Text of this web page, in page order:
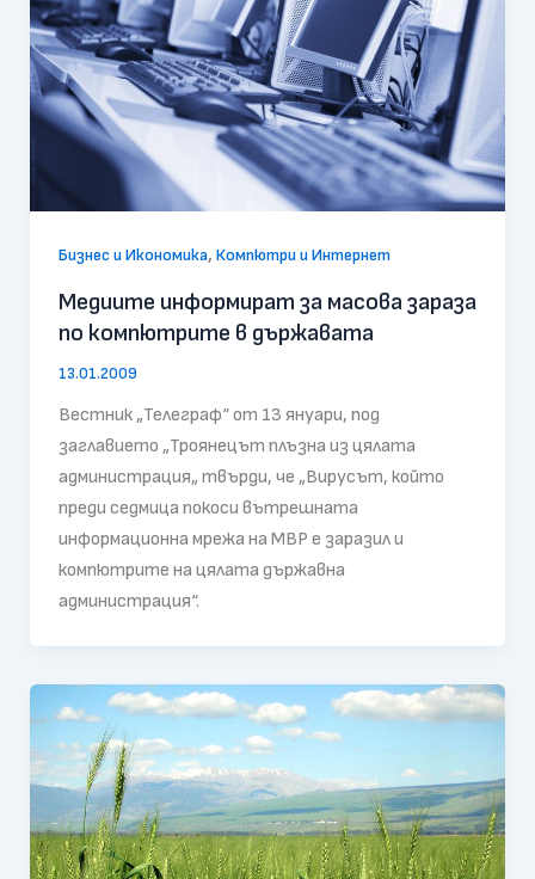
Бизнес и Икономика, Компютри и Интернет
Медиите информират за масова зараза
по компютрите в държавата
13.01.2009
Вестник „Телеграф“ от 13 януари, под
заглавието „Троянецът плъзна из цялата
администрация„ твърди, че „Вирусът, който
преди седмица покоси вътрешната
информационна мрежа на МВР е заразил и
компютрите на цялата държавна
администрация“.